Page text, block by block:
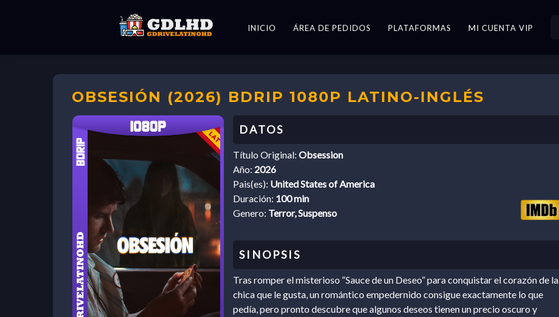
INICIO ÁREA DE PEDIDOS PLATAFORMAS MI CUENTA VIP
OBSESIÓN (2026) BDRIP 1080P LATINO-INGLÉS
Título Original: Obsession
Año: 2026
Pais(es): United States of America
Duración: 100 min
Genero: Terror, Suspenso
Tras romper el misterioso “Sauce de un Deseo” para conquistar el corazón de la
chica que le gusta, un romántico empedernido consigue exactamente lo que
pedía, pero pronto descubre que algunos deseos tienen un precio oscuro y